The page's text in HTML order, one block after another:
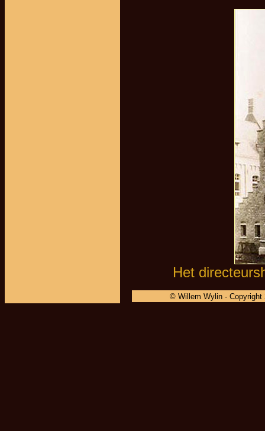
Het
© Willem Wylin - Copyright